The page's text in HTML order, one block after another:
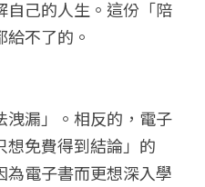
自己的人生。這份「陪
不了的。
洩漏」。相反的，電子
想免費得到結論」的
為電子書而更想深入學